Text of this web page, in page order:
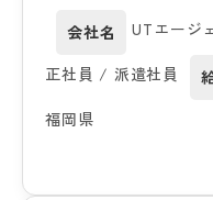
会社名 UTエージ
正社員 / 派遣社員
福岡県